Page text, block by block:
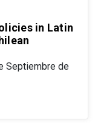
in Latin
Septiembre de